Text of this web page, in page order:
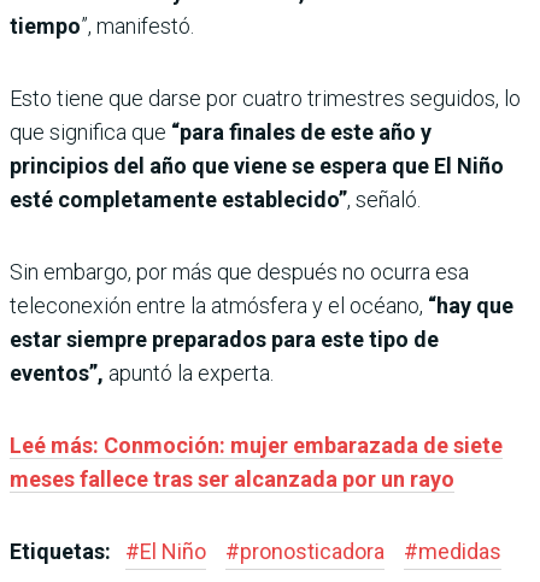
tiempo”, manifestó.
Esto tiene que darse por cuatro trimestres seguidos, lo
que significa que “para finales de este año y
principios del año que viene se espera que El Niño
esté completamente establecido”, señaló.
Sin embargo, por más que después no ocurra esa
teleconexión entre la atmósfera y el océano, “hay que
estar siempre preparados para este tipo de
eventos”, apuntó la experta.
Leé más: Conmoción: mujer embarazada de siete
meses fallece tras ser alcanzada por un rayo
Etiquetas: #El Niño #pronosticadora #medidas